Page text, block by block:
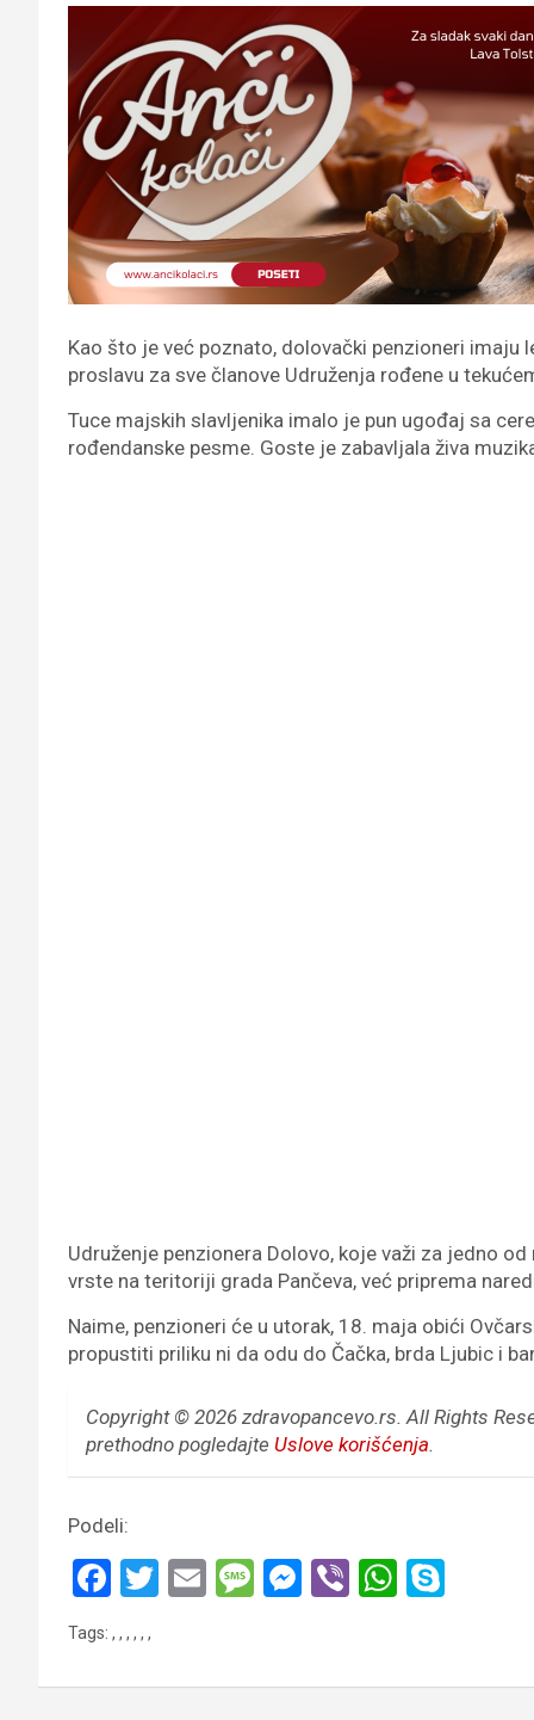
Kao što je već poznato, dolovački penzioneri
proslavu za sve članove Udruženja rođene u
Tuce majskih slavljenika imalo je pun ugođaj sa
rođendanske pesme. Goste je zabavljala živa
Udruženje penzionera Dolovo, koje važi za jedno
vrste na teritoriji grada Pančeva, već priprema
Naime, penzioneri će u utorak, 18. maja obići
propustiti priliku ni da odu do Čačka, brda Ljubic i
Copyright © 2026 zdravopancevo.rs. All Rights
prethodno pogledajte Uslove korišćenja.
Podeli:
F
ce
b
T
er
E
M
a
M
n
Vi W
s
e
Tags: , , , , , ,